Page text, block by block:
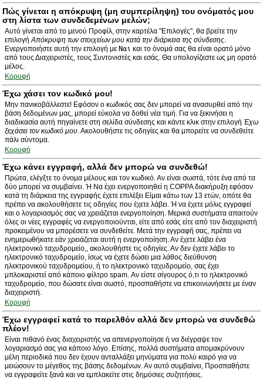
Πώς γίνεται η απόκρυψη (μη συμπερίληψη) του ονόματός μου
στη λίστα των συνδεδεμένων μελών;
Αυτό γίνεται από το μενού Προφίλ, στην καρτέλα "Επιλογές", θα βρείτε την
επιλογήΑπόκρυψη των στοιχείων μου κατά την διάρκεια της σύνδεσης.
Ενεργοποιήστε αυτή την επιλογή με Ναι και το όνομά σας θα είναι ορατό μόνο
από τους Διαχειριστές, τους Συντονιστές και εσάς. Θα υπολογίζεστε ως μη ορατό
μέλος.
Κορυφή
Έχω χάσει τον κωδικό μου!
Μην πανικοβάλλεστε! Εφόσον ο κωδικός σας δεν μπορεί να ανασυρθεί από την
βάση δεδομένων μας, μπορεί εύκολα να δοθεί νέα τιμή. Για να ξεκινήσει η
διαδικασία αυτή πηγαίνετε στη σελίδα σύνδεσης και κάντε κλικ στην επιλογή Έχω
ξεχάσει τον κωδικό μου. Ακολουθήστε τις οδηγίες και θα μπορείτε να συνδεθείτε
πάλι σύντομα.
Κορυφή
Έχω κάνει εγγραφή, αλλά δεν μπορώ να συνδεθώ!
Πρώτα, ελέγξτε το όνομα μέλους και τον κωδικό. Αν είναι σωστά, τότε ένα από τα
δύο μπορεί να συμβαίνει. Ή Να έχει ενεργοποιηθεί η COPPA διακήρυξη εφόσον
κατά τη διάρκεια της εγγραφής έχετε επιλέξει Είμαι κάτω των 13 ετών, οπότε θα
πρέπει να ακολουθήσετε τις οδηγίες που έχετε λάβει. Ή να έχετε μόλις εγγραφεί
και ο λογαριασμός σας να χρειάζεται ενεργοποίηση. Μερικά συστήματα απαιτούν
όλες οι νέες εγγραφές να ενεργοποιούνται, είτε από εσάς είτε από τον διαχειριστή
προκειμένου να μπορέσετε να συνδεθείτε. Μετά την εγγραφή σας, πρέπει να
ενημερωθήκατε εάν χρειάζεται αυτή η ενεργοποίηση. Αν έχετε λάβει ένα
ηλεκτρονικό ταχυδρομείο,, ακολουθήστε τις οδηγίες. Αν δεν έχετε λάβει το
ηλεκτρονικό ταχυδρομείο, ίσως να έχετε δώσει μια λάθος διεύθυνση
ηλεκτρονικού ταχυδρομείου, ή το ηλεκτρονικό ταχυδρομείο, σας έχει
μπλοκαριστεί από κάποιο φίλτρο spam. Αν είστε σίγουρος ό,τι το ηλεκτρονικό
ταχυδρομείο, που δώσατε είναι σωστό, προσπαθήστε να επικοινωνήσετε με έναν
διαχειριστή.
Κορυφή
Έχω εγγραφεί κατά το παρελθόν αλλά δεν μπορώ να συνδεθώ
πλέον!
Είναι πιθανό ένας διαχειριστής να απενεργοποίησε ή να διέγραψε τον
λογαριασμό σας για κάποιο λόγο. Επίσης, πολλά συστήματα απομακρύνουν
μέλη περιοδικά που δεν έχουν ανταλλάξει μηνύματα για πολύ καιρό για να
μειώσουν το μέγεθος της βάσης δεδομένων. Αν αυτό συμβαίνει, Προσπαθήστε
να εγγραφείτε ξανά και να εμπλακείτε στις δημόσιες συζητήσεις.